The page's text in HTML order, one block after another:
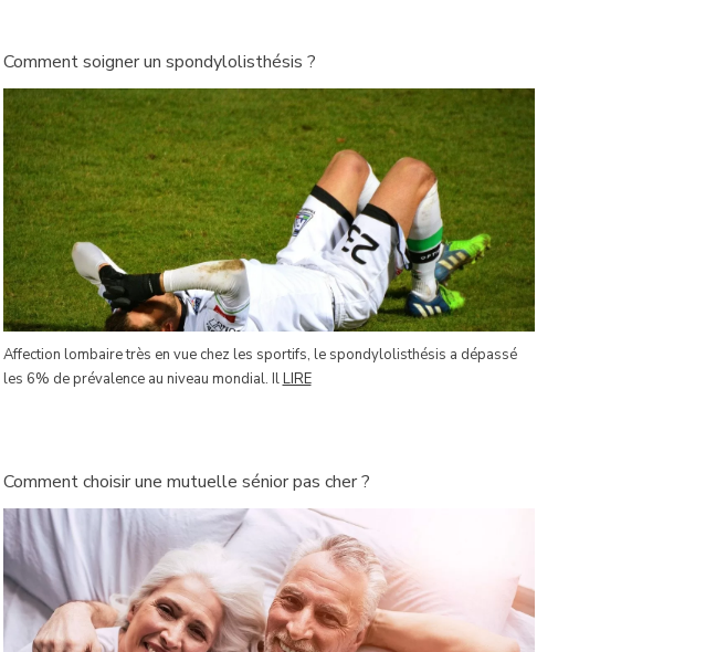
Comment soigner un spondylolisthésis ?
Affection lombaire très en vue chez les sportifs, le spondylolisthésis a dépassé
les 6% de prévalence au niveau mondial. IlLIRE
Comment choisir une mutuelle sénior pas cher ?